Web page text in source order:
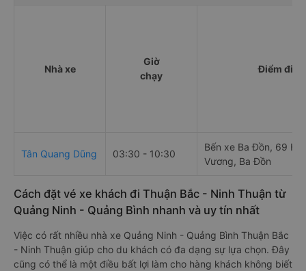
Nhà xe
Giờ
chạy
Điểm đi
Tân Quang Dũng 03:30 - 10:30
Bến xe Ba Đồn, 69
Vương, Ba Đồn
Cách đặt vé xe khách đi Thuận Bắc - Ninh Thuận từ
Quảng Ninh - Quảng Bình nhanh và uy tín nhất
Việc có rất nhiều nhà xe Quảng Ninh - Quảng Bình Thuận Bắc
- Ninh Thuận giúp cho du khách có đa dạng sự lựa chọn. Đây
cũng có thể là một điều bất lợi làm cho hàng khách không biết